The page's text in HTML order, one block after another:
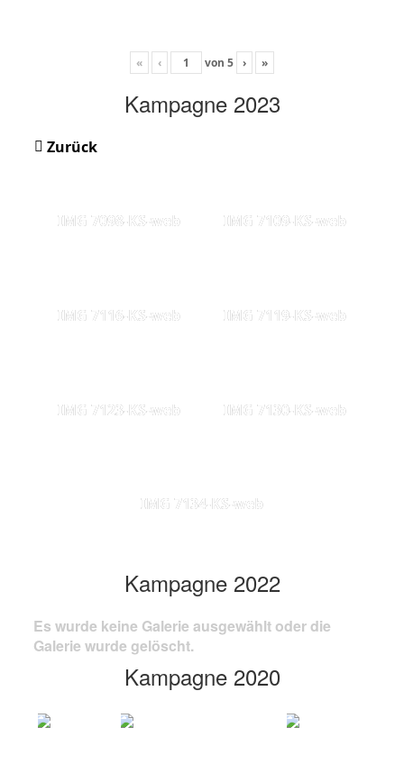
« ‹ von 5 › »
Kampagne 2023
Zurück
IMG 7098-KS-web IMG 7109-KS-web
IMG 7116-KS-web IMG 7119-KS-web
IMG 7123-KS-web IMG 7130-KS-web
IMG 7134-KS-web
Kampagne 2022
Es wurde keine Galerie ausgewählt oder die
Galerie wurde gelöscht.
Kampagne 2020